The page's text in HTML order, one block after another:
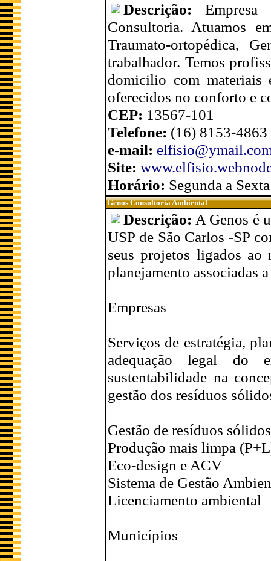
Descrição:
Consultoria. Atuamos
Traumato-ortopédica,
trabalhador. Temos
domicilio com materiais
oferecidos no conforto e
CEP: 13567-101
Telefone: (16) 8153-4863
e-mail:
Site:
Horário: Segunda a
Genos Consultoria Ambiental
Descrição: A Genos é
USP de São Carlos -SP
seus projetos ligados ao
planejamento associadas
Empresas
Serviços de estratégia,
adequação legal do
sustentabilidade na
gestão dos resíduos
Gestão de resíduos sólidos
Produção mais limpa
Eco-design e ACV
Sistema de Gestão
Licenciamento ambiental
Municípios